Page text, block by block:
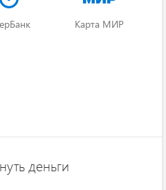
Карта МИР
деньги